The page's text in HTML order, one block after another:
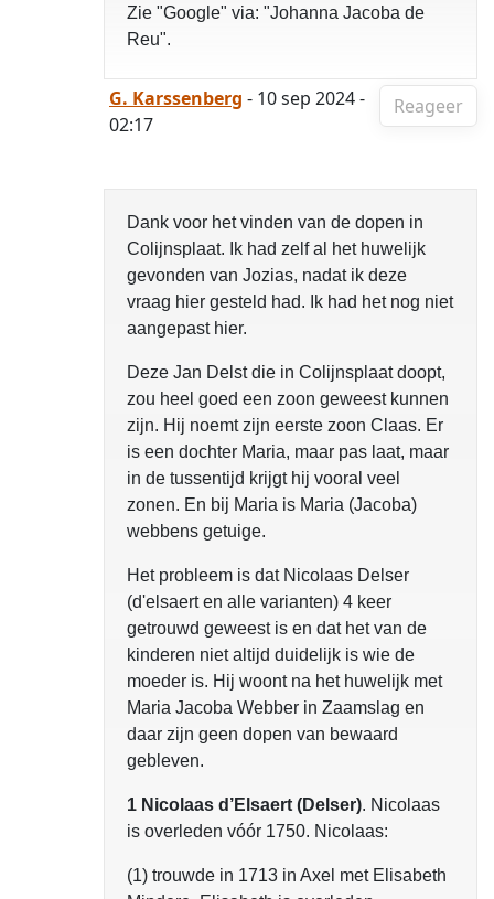
Zie "Google" via: "Johanna Jacoba de
Reu".
Reageer
G. Karssenberg - 10 sep 2024 -
02:17
Dank voor het vinden van de dopen in
Colijnsplaat. Ik had zelf al het huwelijk
gevonden van Jozias, nadat ik deze
vraag hier gesteld had. Ik had het nog niet
aangepast hier.
Deze Jan Delst die in Colijnsplaat doopt,
zou heel goed een zoon geweest kunnen
zijn. Hij noemt zijn eerste zoon Claas. Er
is een dochter Maria, maar pas laat, maar
in de tussentijd krijgt hij vooral veel
zonen. En bij Maria is Maria (Jacoba)
webbens getuige.
Het probleem is dat Nicolaas Delser
(d'elsaert en alle varianten) 4 keer
getrouwd geweest is en dat het van de
kinderen niet altijd duidelijk is wie de
moeder is. Hij woont na het huwelijk met
Maria Jacoba Webber in Zaamslag en
daar zijn geen dopen van bewaard
gebleven.
1 Nicolaas d’Elsaert (Delser). Nicolaas
is overleden vóór 1750. Nicolaas:
(1) trouwde in 1713 in Axel met Elisabeth